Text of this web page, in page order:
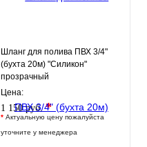
Шланг для полива ПВХ 3/4"
(бухта 20м) "Силикон"
прозрачный
ПромХимТехнология
Цена:
1 150 руб.*
* Актуальную цену пожалуйста
уточните у менеджера